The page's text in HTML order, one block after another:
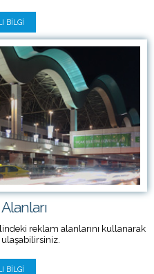
BILGI
reklam alanlarını kullanarak
BILGI